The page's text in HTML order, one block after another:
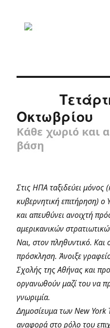
Οκτωβρίου
Κάθε χωριό και
βάση
Στις ΗΠΑ ταξιδεύει
κυβερνητική επιτήρηση)
και απευθύνει ανοιχτή
αμερικανικών
Ναι, στον πληθυντικό.
πρόσκληση. Άνοιξε
Σχολής της Αθήνας και
οργανωθούν μαζί του να
γνωριμία.
Δημοσίευμα των New York
αναφορά στο ρόλο του